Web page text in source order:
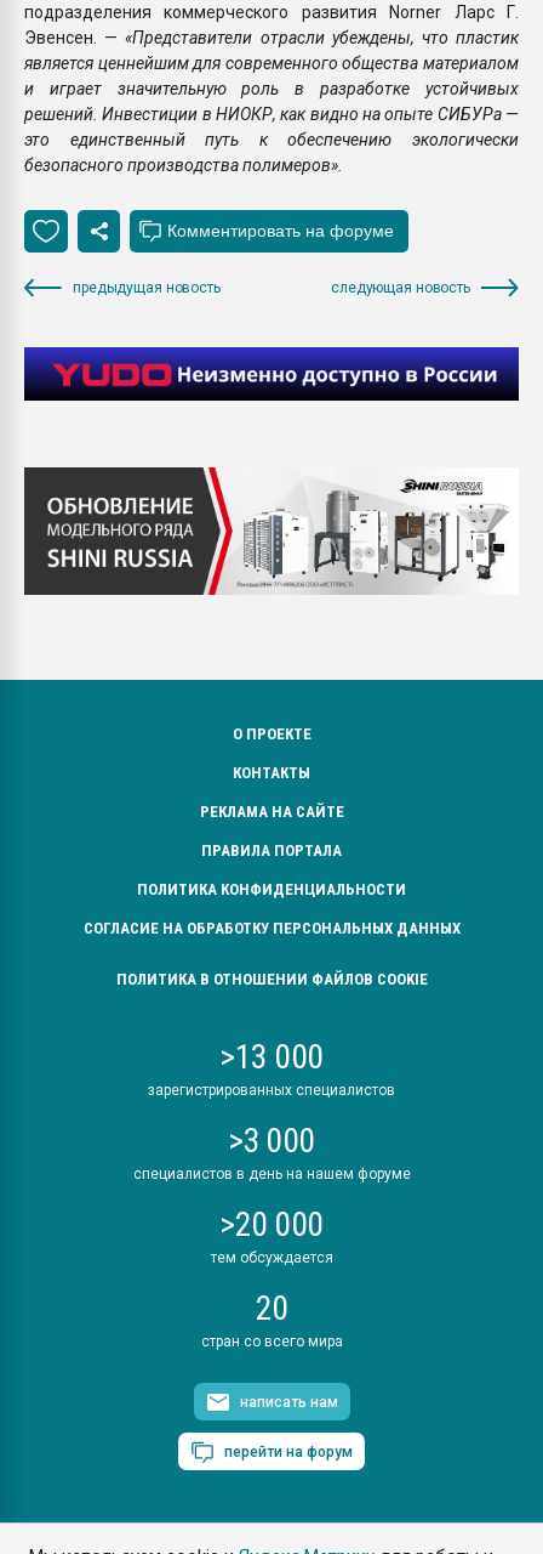
подразделения коммерческого развития Norner Ларс Г.
Эвенсен. —«Представители отрасли убеждены, что пластик
является ценнейшим для современного общества материалом
и играет значительную роль в разработке устойчивых
решений. Инвестиции в НИОКР, как видно на опыте СИБУРа —
это единственный путь к обеспечению экологически
безопасного производства полимеров».
предыдущая новость следующая новость
О ПРОЕКТЕ
КОНТАКТЫ
РЕКЛАМА НА САЙТЕ
ПРАВИЛА ПОРТАЛА
ПОЛИТИКА КОНФИДЕНЦИАЛЬНОСТИ
СОГЛАСИЕ НА ОБРАБОТКУ ПЕРСОНАЛЬНЫХ ДАННЫХ
ПОЛИТИКА В ОТНОШЕНИИ ФАЙЛОВ COOKIE
>13 000
зарегистрированных специалистов
>3 000
специалистов в день на нашем форуме
>20 000
тем обсуждается
20
стран со всего мира
написать нам
перейти на форум